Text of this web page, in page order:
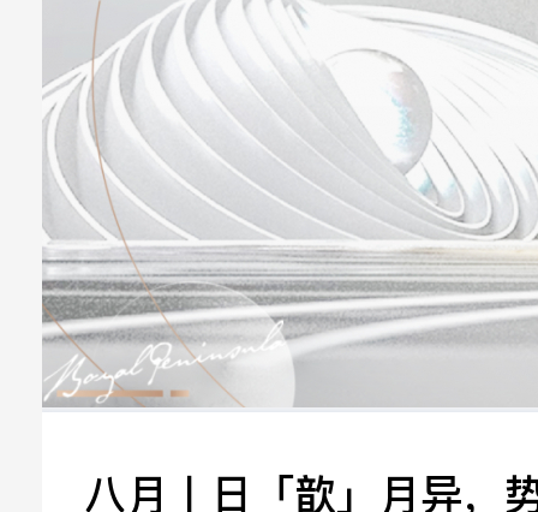
八月丨日「歆」月异，
立即提交